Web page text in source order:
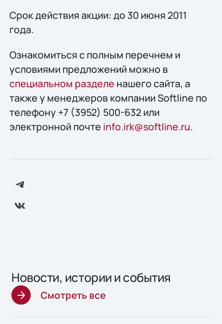
Срок действия акции: до 30 июня 2011
года.
Ознакомиться с полным перечнем и
условиями предложений можно в
специальном разделе нашего сайта, а
также у менеджеров компании Softline по
телефону +7 (3952) 500-632 или
электронной почте info.irk@softline.ru.
Новости, истории и события
Смотреть все